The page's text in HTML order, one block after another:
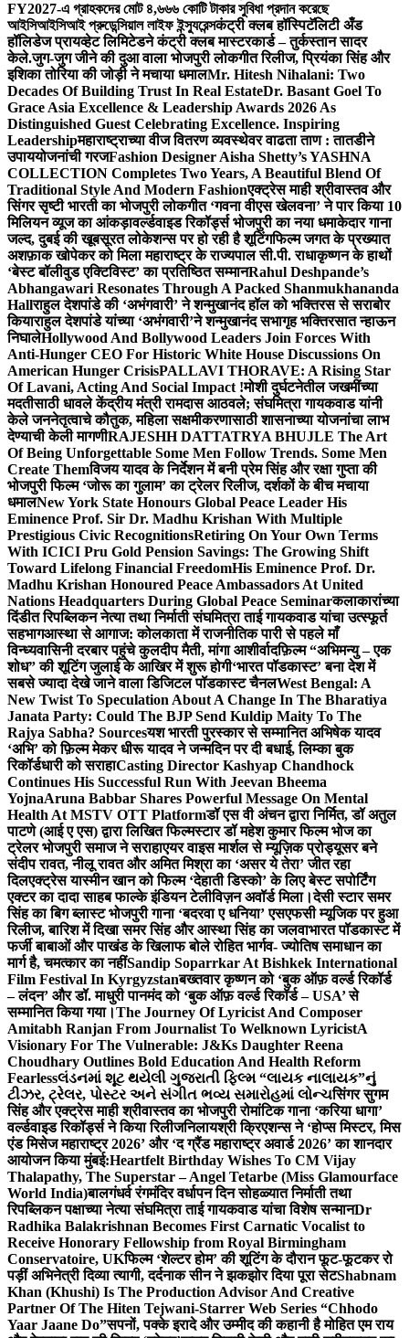
FY2027-এ গ্রাহকদের মোট ৪,৬৬৬ কোটি টাকার সুবিধা প্রদান করেছে
আইসিআইসিআই প্রুডেন্সিয়াল লাইফ ইন্স্যুরেন্সकंट्री क्लब हॉस्पिटॅलिटी अँड
हॉलिडेज प्रायव्हेट लिमिटेडने कंट्री क्लब मास्टरकार्ड – तुर्कस्तान सादर
केले.जुग-जुग जीने की दुआ वाला भोजपुरी लोकगीत रिलीज, प्रियंका सिंह और
इशिका तोरिया की जोड़ी ने मचाया धमालMr. Hitesh Nihalani: Two
Decades Of Building Trust In Real EstateDr. Basant Goel To
Grace Asia Excellence & Leadership Awards 2026 As
Distinguished Guest Celebrating Excellence. Inspiring
Leadershipमहाराष्ट्राच्या वीज वितरण व्यवस्थेवर वाढता ताण : तातडीने
उपाययोजनांची गरजFashion Designer Aisha Shetty’s YASHNA
COLLECTION Completes Two Years, A Beautiful Blend Of
Traditional Style And Modern Fashionएक्ट्रेस माही श्रीवास्तव और
सिंगर सृष्टी भारती का भोजपुरी लोकगीत ‘गवना वीएस खेलवना’ ने पार किया 10
मिलियन व्यूज का आंकड़ावर्ल्डवाइड रिकॉर्ड्स भोजपुरी का नया धमाकेदार गाना
जल्द, दुबई की खूबसूरत लोकेशन्स पर हो रही है शूटिंगफिल्म जगत के प्रख्यात
अशफ़ाक खोपेकर को मिला महाराष्ट्र के राज्यपाल सी.पी. राधाकृष्णन के हाथों
‘बेस्ट बॉलीवुड एक्टिविस्ट’ का प्रतिष्ठित सम्मानRahul Deshpande’s
Abhangawari Resonates Through A Packed Shanmukhananda
Hallराहुल देशपांडे की ‘अभंगवारी’ ने शन्मुखानंद हॉल को भक्तिरस से सराबोर
कियाराहुल देशपांडे यांच्या ‘अभंगवारी’ने शन्मुखानंद सभागृह भक्तिरसात न्हाऊन
निघालेHollywood And Bollywood Leaders Join Forces With
Anti-Hunger CEO For Historic White House Discussions On
American Hunger CrisisPALLAVI THORAVE: A Rising Star
Of Lavani, Acting And Social Impact !मोशी दुर्घटनेतील जखमींच्या
मदतीसाठी धावले केंद्रीय मंत्री रामदास आठवले; संघमित्रा गायकवाड यांनी
केले जननेतृत्वाचे कौतुक, महिला सक्षमीकरणासाठी शासनाच्या योजनांचा लाभ
देण्याची केली मागणीRAJESHH DATTATRYA BHUJLE The Art
Of Being Unforgettable Some Men Follow Trends. Some Men
Create Themविजय यादव के निर्देशन में बनी प्रेम सिंह और रक्षा गुप्ता की
भोजपुरी फिल्म ‘जोरू का गुलाम’ का ट्रेलर रिलीज, दर्शकों के बीच मचाया
धमालNew York State Honours Global Peace Leader His
Eminence Prof. Sir Dr. Madhu Krishan With Multiple
Prestigious Civic RecognitionsRetiring On Your Own Terms
With ICICI Pru Gold Pension Savings: The Growing Shift
Toward Lifelong Financial FreedomHis Eminence Prof. Dr.
Madhu Krishan Honoured Peace Ambassadors At United
Nations Headquarters During Global Peace Seminarकलाकारांच्या
दिंडीत रिपब्लिकन नेत्या तथा निर्माती संघमित्रा ताई गायकवाड यांचा उत्स्फूर्त
सहभागआस्था से आगाज: कोलकाता में राजनीतिक पारी से पहले माँ
विन्ध्यवासिनी दरबार पहुंचे कुलदीप मैती, मांगा आशीर्वादफ़िल्म “अभिमन्यु – एक
शोध” की शूटिंग जुलाई के आखिर में शुरू होगी‘भारत पॉडकास्ट’ बना देश में
सबसे ज्यादा देखे जाने वाला डिजिटल पॉडकास्ट चैनलWest Bengal: A
New Twist To Speculation About A Change In The Bharatiya
Janata Party: Could The BJP Send Kuldip Maity To The
Rajya Sabha? Sourcesयश भारती पुरस्कार से सम्मानित अभिषेक यादव
‘अभि’ को फ़िल्म मेकर धीरू यादव ने जन्मदिन पर दी बधाई, लिम्का बुक
रिकॉर्डधारी को सराहाCasting Director Kashyap Chandhock
Continues His Successful Run With Jeevan Bheema
YojnaAruna Babbar Shares Powerful Message On Mental
Health At MSTV OTT Platformडॉ एस वी अंचन द्वारा निर्मित, डॉ अतुल
पाटणे (आई ए एस) द्वारा लिखित फिल्मस्टार डॉ महेश कुमार फिल्म भोज का
ट्रेलर भोजपुरी समाज ने सराहाएयर वाइस मार्शल से म्यूज़िक प्रोड्यूसर बने
संदीप रावत, नीलू रावत और अमित मिश्रा का ‘असर ये तेरा’ जीत रहा
दिलएक्ट्रेस यास्मीन खान को फिल्म ‘देहाती डिस्को’ के लिए बेस्ट सपोर्टिंग
एक्टर का दादा साहब फाल्के इंडियन टेलीविज़न अवॉर्ड मिला।देसी स्टार समर
सिंह का बिग ब्लास्ट भोजपुरी गाना ‘बदरवा ए धनिया’ एसएफसी म्यूजिक पर हुआ
रिलीज, बारिश में दिखा समर सिंह और आस्था सिंह का जलवाभारत पॉडकास्ट में
फर्जी बाबाओं और पाखंड के खिलाफ बोले रोहित भार्गव- ज्योतिष समाधान का
मार्ग है, चमत्कार का नहींSandip Soparrkar At Bishkek International
Film Festival In Kyrgyzstanबख्तवार कृष्णन को ‘बुक ऑफ़ वर्ल्ड रिकॉर्ड
– लंदन’ और डॉ. माधुरी पानमंद को ‘बुक ऑफ़ वर्ल्ड रिकॉर्ड – USA’ से
सम्मानित किया गया।The Journey Of Lyricist And Composer
Amitabh Ranjan From Journalist To Welknown LyricistA
Visionary For The Vulnerable: J&Ks Daughter Reena
Choudhary Outlines Bold Education And Health Reform
Fearlessલંડનમાં શૂટ થયેલી ગુજરાતી ફિલ્મ “લાયક નાલાયક”નું
ટીઝર, ટ્રેલર, પોસ્ટર અને સંગીત ભવ્ય સમારોહમાં લોન્ચसिंगर सुगम
सिंह और एक्ट्रेस माही श्रीवास्तव का भोजपुरी रोमांटिक गाना ‘करिया धागा’
वर्ल्डवाइड रिकॉर्ड्स ने किया रिलीजनिलायश्री क्रिएशन्स ने ‘होप्स मिस्टर, मिस
एंड मिसेज महाराष्ट्र 2026’ और ‘द ग्रैंड महाराष्ट्र अवार्ड 2026’ का शानदार
आयोजन किया मुंबई:Heartfelt Birthday Wishes To CM Vijay
Thalapathy, The Superstar – Angel Tetarbe (Miss Glamourface
World India)बालगंधर्व रंगमंदिर वर्धापन दिन सोहळ्यात निर्माती तथा
रिपब्लिकन पक्षाच्या नेत्या संघमित्रा ताई गायकवाड यांचा विशेष सन्मानDr
Radhika Balakrishnan Becomes First Carnatic Vocalist to
Receive Honorary Fellowship from Royal Birmingham
Conservatoire, UKफिल्म ‘शेल्टर होम’ की शूटिंग के दौरान फूट-फूटकर रो
पड़ीं अभिनेत्री दिव्या त्यागी, दर्दनाक सीन ने झकझोर दिया पूरा सेटShabnam
Khan (Khushi) Is The Production Advisor And Creative
Partner Of The Hiten Tejwani-Starrer Web Series “Chhodo
Yaar Jaane Do”सपनों, पक्के इरादे और उम्मीद की कहानी है मोहित एम राय